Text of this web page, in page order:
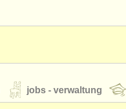
jobs - verwaltung